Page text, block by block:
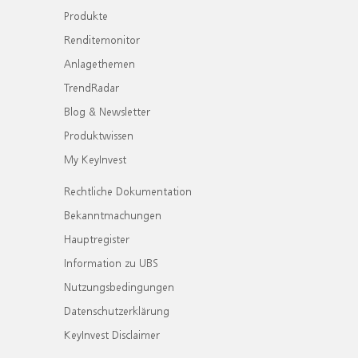
Produkte
Renditemonitor
Anlagethemen
TrendRadar
Blog & Newsletter
Produktwissen
My KeyInvest
Rechtliche Dokumentation
Bekanntmachungen
Hauptregister
Information zu UBS
Nutzungsbedingungen
Datenschutzerklärung
KeyInvest Disclaimer